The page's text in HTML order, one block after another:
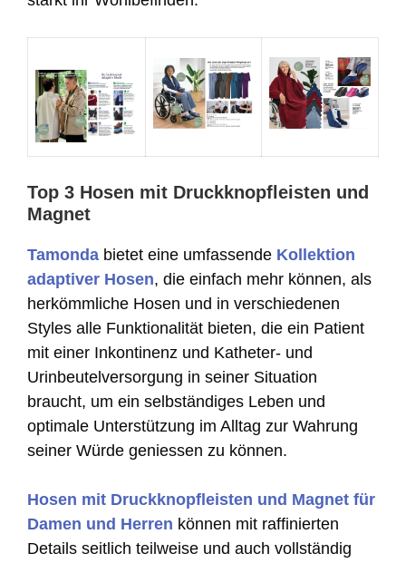
Top 3 Hosen mit Druckknopfleisten und
Magnet
Tamonda bietet eine umfassende Kollektion
adaptiver Hosen, die einfach mehr können, als
herkömmliche Hosen und in verschiedenen
Styles alle Funktionalität bieten, die ein Patient
mit einer Inkontinenz und Katheter- und
Urinbeutelversorgung in seiner Situation
braucht, um ein selbständiges Leben und
optimale Unterstützung im Alltag zur Wahrung
seiner Würde geniessen zu können.
Hosen mit Druckknopfleisten und Magnet für
Damen und Herren können mit raffinierten
Details seitlich teilweise und auch vollständig